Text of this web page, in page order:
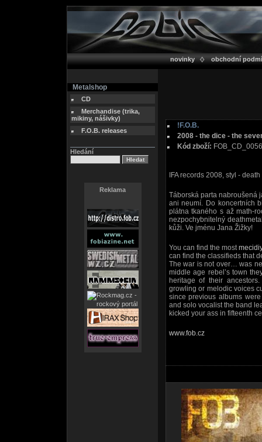
novinky obchodní
Metalshop
CD
Merchandise (trika,
mikiny, nášivky)
F.O.B. releases
Hledání
Reklama
!F.O.B.
2008 - the dice - the
Kód zboží:
IFA records 2008, styl -
Táborská parta nabroušená
ani neumí. Do koncertních
plátna tkaného s až math-
nezpochybnitelný
kůži. Ve jménu Jana Žižky!
You can find the most
can find the classifieds that
The war is not over… was
middle age rebel’s town
heritage of their
growling or melodic voices
since previous albums
and solo vocalist the band
kicked your ass in fifteenth
www.fob.cz